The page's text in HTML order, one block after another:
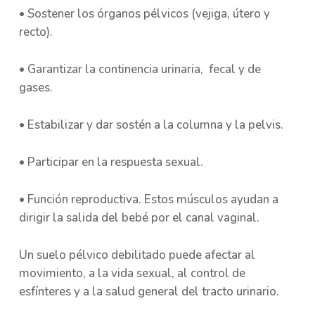
• Sostener los órganos pélvicos (vejiga, útero y
recto).
• Garantizar la continencia urinaria, fecal y de
gases.
• Estabilizar y dar sostén a la columna y la pelvis.
• Participar en la respuesta sexual.
• Función reproductiva. Estos músculos ayudan a
dirigir la salida del bebé por el canal vaginal.
Un suelo pélvico debilitado puede afectar al
movimiento, a la vida sexual, al control de
esfínteres y a la salud general del tracto urinario.